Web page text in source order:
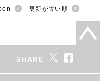
更新が古い順
SHARE